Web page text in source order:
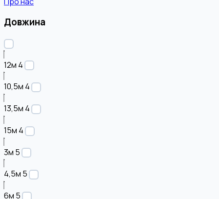
Довжина
12м 4
10,5м 4
13,5м 4
15м 4
3м 5
4,5м 5
6м 5